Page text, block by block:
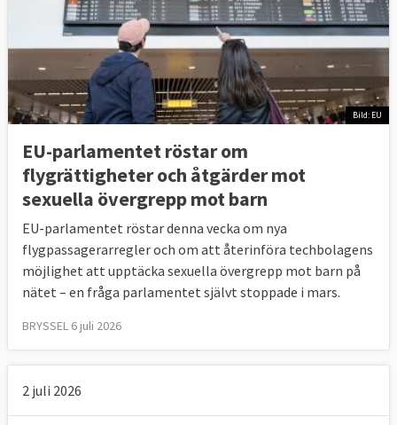
Bild: EU
EU-parlamentet röstar om
flygrättigheter och åtgärder mot
sexuella övergrepp mot barn
EU-parlamentet röstar denna vecka om nya
flygpassagerarregler och om att återinföra techbolagens
möjlighet att upptäcka sexuella övergrepp mot barn på
nätet – en fråga parlamentet självt stoppade i mars.
BRYSSEL 6 juli 2026
2 juli 2026